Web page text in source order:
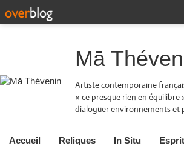
Mā
Artiste contemporaine
« ce presque rien en
dialoguer environnements et
Accueil Reliques In Situ